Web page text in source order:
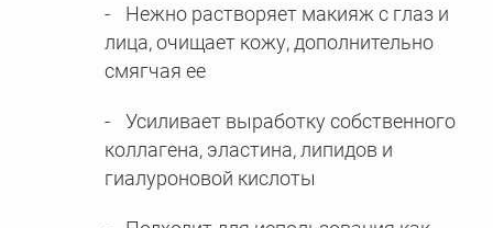
Нежно растворяет макияж с глаз и
лица, очищает кожу, дополнительно
смягчая ее
Усиливает выработку собственного
коллагена, эластина, липидов и
гиалуроновой кислоты